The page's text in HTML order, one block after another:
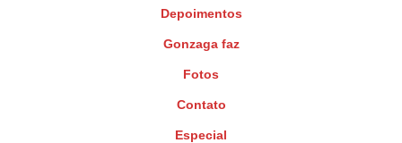
Depoimentos
Gonzaga faz
Fotos
Contato
Especial